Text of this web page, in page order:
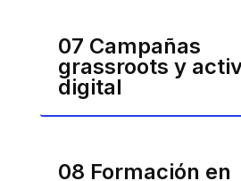
07 Campañas
grassroots y
digital
08 Formación en